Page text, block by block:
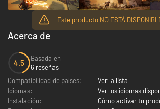
Este producto NO ESTÁ
Acerca de
4.5
Basada en
6 reseñas
Compatibilidad de países:
Ver la lista
Idiomas:
Ver los idiomas
Instalación:
Cómo activar tu